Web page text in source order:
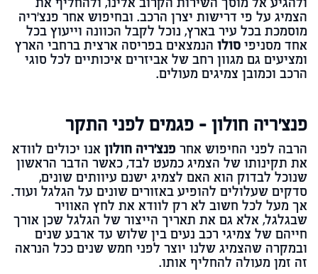
ולהגיע אל מוסך השירות הקרוב אלינו, ולהחליף את
הצמיג על פי דרישות יצרן הרכב. ובחיפוש אחר פנצ'ריה
מוסמכת בכל עיר בארץ, נוכל לקבל הכוונה וייעוץ בכל
אחד מסניפי סולו הנמצאים בפריסה ארצית ברחבי הארץ
ומציעים גם מגוון רחב של אביזרים איכותיים לכל סוגי
הרכב וכמובן צמיגים מעולים.
פנצ'ריה חולון - פגמים לפני התקר
הרבה לפני החיפוש אחר פנצ'ריה חולון אנו יכולים לוודא
את תקינותו של הצמיג כמעט לבד, כאשר הדבר הראשון
שנוכל לבדוק הוא האם לצמיג ישנם עיוותים שונים,
סדקים שעלולים להופיע באזורים שונים על הגלגל ועוד.
אך מעל לכל חשוב לא רק לוודא את לחץ האוויר
שבגלגל, אלא גם את תאריך הייצור של הגלגל שכן אורך
חייהם של צמיגי רכב נעים בין שלוש עד ארבע שנים
ובמקרה שהצמיג שלנו יוצר לפני חמש שנים ככל הנראה
זה זמן מעולה להחליף אותו.